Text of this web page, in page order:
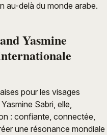
au-delà du monde arabe.
Yasmine
pour les visages
Sabri, elle,
: confiante, connectée,
une résonance mondiale